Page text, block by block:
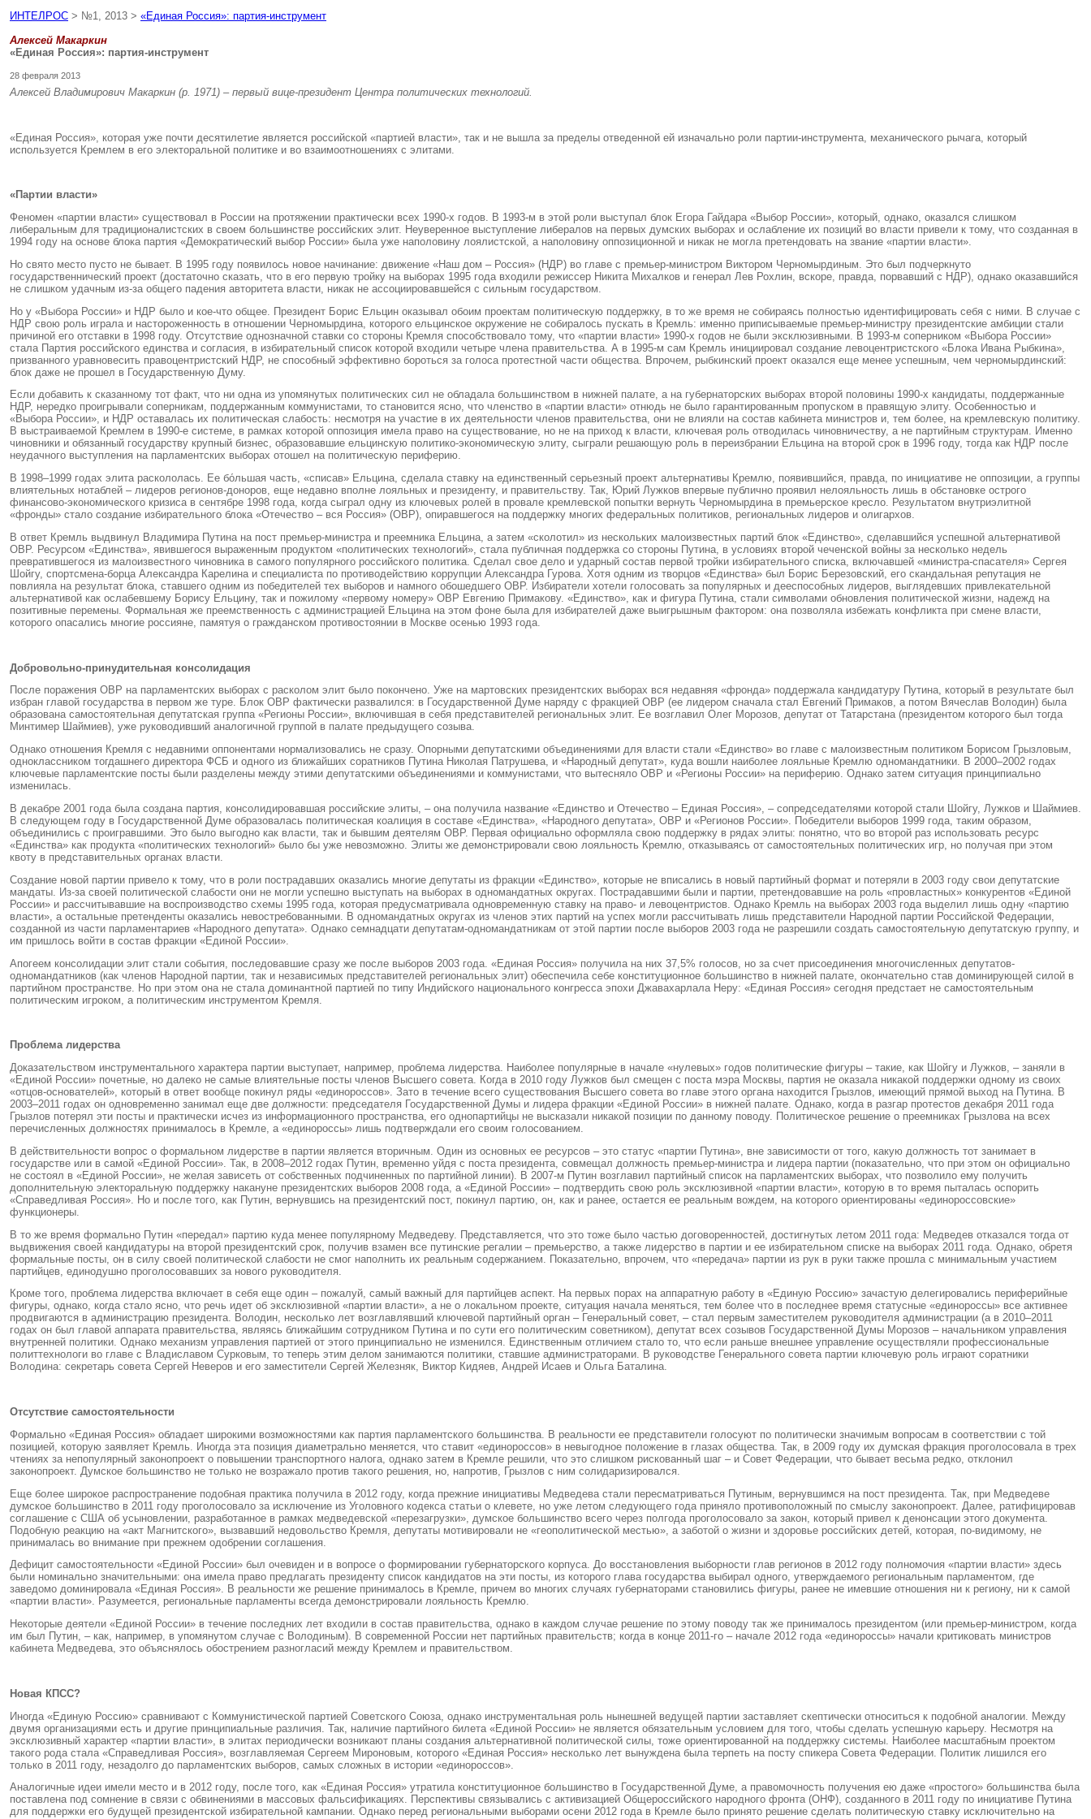
ИНТЕЛРОС > №1, 2013 > «Единая Россия»: партия-инструмент
Алексей Макаркин
«Единая Россия»: партия-инструмент
28 февраля 2013
Алексей Владимирович Макаркин (р. 1971) – первый вице-президент Центра политических технологий.
«Единая Россия», которая уже почти десятилетие является российской «партией власти», так и не вышла за пределы отведенной ей изначально роли партии-инструмента, механического рычага, который
используется Кремлем в его электоральной политике и во взаимоотношениях с элитами.
«Партии власти»
Феномен «партии власти» существовал в России на протяжении практически всех 1990-х годов. В 1993-м в этой роли выступал блок Егора Гайдара «Выбор России», который, однако, оказался слишком
либеральным для традиционалистских в своем большинстве российских элит. Неуверенное выступление либералов на первых думских выборах и ослабление их позиций во власти привели к тому, что созданная в
1994 году на основе блока партия «Демократический выбор России» была уже наполовину лоялистской, а наполовину оппозиционной и никак не могла претендовать на звание «партии власти».
Но свято место пусто не бывает. В 1995 году появилось новое начинание: движение «Наш дом – Россия» (НДР) во главе с премьер-министром Виктором Черномырдиным. Это был подчеркнуто
государственнический проект (достаточно сказать, что в его первую тройку на выборах 1995 года входили режиссер Никита Михалков и генерал Лев Рохлин, вскоре, правда, порвавший с НДР), однако оказавшийся
не слишком удачным из-за общего падения авторитета власти, никак не ассоциировавшейся с сильным государством.
Но у «Выбора России» и НДР было и кое-что общее. Президент Борис Ельцин оказывал обоим проектам политическую поддержку, в то же время не собираясь полностью идентифицировать себя с ними. В случае с
НДР свою роль играла и настороженность в отношении Черномырдина, которого ельцинское окружение не собиралось пускать в Кремль: именно приписываемые премьер-министру президентские амбиции стали
причиной его отставки в 1998 году. Отсутствие однозначной ставки со стороны Кремля способствовало тому, что «партии власти» 1990-х годов не были эксклюзивными. В 1993-м соперником «Выбора России»
стала Партия российского единства и согласия, в избирательный список которой входили четыре члена правительства. А в 1995-м сам Кремль инициировал создание левоцентристского «Блока Ивана Рыбкина»,
призванного уравновесить правоцентристский НДР, не способный эффективно бороться за голоса протестной части общества. Впрочем, рыбкинский проект оказался еще менее успешным, чем черномырдинский:
блок даже не прошел в Государственную Думу.
Если добавить к сказанному тот факт, что ни одна из упомянутых политических сил не обладала большинством в нижней палате, а на губернаторских выборах второй половины 1990-х кандидаты, поддержанные
НДР, нередко проигрывали соперникам, поддержанным коммунистами, то становится ясно, что членство в «партии власти» отнюдь не было гарантированным пропуском в правящую элиту. Особенностью и
«Выбора России», и НДР оставалась их политическая слабость: несмотря на участие в их деятельности членов правительства, они не влияли на состав кабинета министров и, тем более, на кремлевскую политику.
В выстраиваемой Кремлем в 1990-е системе, в рамках которой оппозиция имела право на существование, но не на приход к власти, ключевая роль отводилась чиновничеству, а не партийным структурам. Именно
чиновники и обязанный государству крупный бизнес, образовавшие ельцинскую политико-экономическую элиту, сыграли решающую роль в переизбрании Ельцина на второй срок в 1996 году, тогда как НДР после
неудачного выступления на парламентских выборах отошел на политическую периферию.
В 1998–1999 годах элита раскололась. Ее бόльшая часть, «списав» Ельцина, сделала ставку на единственный серьезный проект альтернативы Кремлю, появившийся, правда, по инициативе не оппозиции, а группы
влиятельных нотаблей – лидеров регионов-доноров, еще недавно вполне лояльных и президенту, и правительству. Так, Юрий Лужков впервые публично проявил нелояльность лишь в обстановке острого
финансово-экономического кризиса в сентябре 1998 года, когда сыграл одну из ключевых ролей в провале кремлевской попытки вернуть Черномырдина в премьерское кресло. Результатом внутриэлитной
«фронды» стало создание избирательного блока «Отечество – вся Россия» (ОВР), опиравшегося на поддержку многих федеральных политиков, региональных лидеров и олигархов.
В ответ Кремль выдвинул Владимира Путина на пост премьер-министра и преемника Ельцина, а затем «сколотил» из нескольких малоизвестных партий блок «Единство», сделавшийся успешной альтернативой
ОВР. Ресурсом «Единства», явившегося выраженным продуктом «политических технологий», стала публичная поддержка со стороны Путина, в условиях второй чеченской войны за несколько недель
превратившегося из малоизвестного чиновника в самого популярного российского политика. Сделал свое дело и ударный состав первой тройки избирательного списка, включавшей «министра-спасателя» Сергея
Шойгу, спортсмена-борца Александра Карелина и специалиста по противодействию коррупции Александра Гурова. Хотя одним из творцов «Единства» был Борис Березовский, его скандальная репутация не
повлияла на результат блока, ставшего одним из победителей тех выборов и намного обошедшего ОВР. Избиратели хотели голосовать за популярных и дееспособных лидеров, выглядевших привлекательной
альтернативой как ослабевшему Борису Ельцину, так и пожилому «первому номеру» ОВР Евгению Примакову. «Единство», как и фигура Путина, стали символами обновления политической жизни, надежд на
позитивные перемены. Формальная же преемственность с администрацией Ельцина на этом фоне была для избирателей даже выигрышным фактором: она позволяла избежать конфликта при смене власти,
которого опасались многие россияне, памятуя о гражданском противостоянии в Москве осенью 1993 года.
Добровольно-принудительная консолидация
После поражения ОВР на парламентских выборах с расколом элит было покончено. Уже на мартовских президентских выборах вся недавняя «фронда» поддержала кандидатуру Путина, который в результате был
избран главой государства в первом же туре. Блок ОВР фактически развалился: в Государственной Думе наряду с фракцией ОВР (ее лидером сначала стал Евгений Примаков, а потом Вячеслав Володин) была
образована самостоятельная депутатская группа «Регионы России», включившая в себя представителей региональных элит. Ее возглавил Олег Морозов, депутат от Татарстана (президентом которого был тогда
Минтимер Шаймиев), уже руководивший аналогичной группой в палате предыдущего созыва.
Однако отношения Кремля с недавними оппонентами нормализовались не сразу. Опорными депутатскими объединениями для власти стали «Единство» во главе с малоизвестным политиком Борисом Грызловым,
одноклассником тогдашнего директора ФСБ и одного из ближайших соратников Путина Николая Патрушева, и «Народный депутат», куда вошли наиболее лояльные Кремлю одномандатники. В 2000–2002 годах
ключевые парламентские посты были разделены между этими депутатскими объединениями и коммунистами, что вытесняло ОВР и «Регионы России» на периферию. Однако затем ситуация принципиально
изменилась.
В декабре 2001 года была создана партия, консолидировавшая российские элиты, – она получила название «Единство и Отечество – Единая Россия», – сопредседателями которой стали Шойгу, Лужков и Шаймиев.
В следующем году в Государственной Думе образовалась политическая коалиция в составе «Единства», «Народного депутата», ОВР и «Регионов России». Победители выборов 1999 года, таким образом,
объединились с проигравшими. Это было выгодно как власти, так и бывшим деятелям ОВР. Первая официально оформляла свою поддержку в рядах элиты: понятно, что во второй раз использовать ресурс
«Единства» как продукта «политических технологий» было бы уже невозможно. Элиты же демонстрировали свою лояльность Кремлю, отказываясь от самостоятельных политических игр, но получая при этом
квоту в представительных органах власти.
Создание новой партии привело к тому, что в роли пострадавших оказались многие депутаты из фракции «Единство», которые не вписались в новый партийный формат и потеряли в 2003 году свои депутатские
мандаты. Из-за своей политической слабости они не могли успешно выступать на выборах в одномандатных округах. Пострадавшими были и партии, претендовавшие на роль «провластных» конкурентов «Единой
России» и рассчитывавшие на воспроизводство схемы 1995 года, которая предусматривала одновременную ставку на право- и левоцентристов. Однако Кремль на выборах 2003 года выделил лишь одну «партию
власти», а остальные претенденты оказались невостребованными. В одномандатных округах из членов этих партий на успех могли рассчитывать лишь представители Народной партии Российской Федерации,
созданной из части парламентариев «Народного депутата». Однако семнадцати депутатам-одномандатникам от этой партии после выборов 2003 года не разрешили создать самостоятельную депутатскую группу, и
им пришлось войти в состав фракции «Единой России».
Апогеем консолидации элит стали события, последовавшие сразу же после выборов 2003 года. «Единая Россия» получила на них 37,5% голосов, но за счет присоединения многочисленных депутатов-
одномандатников (как членов Народной партии, так и независимых представителей региональных элит) обеспечила себе конституционное большинство в нижней палате, окончательно став доминирующей силой в
партийном пространстве. Но при этом она не стала доминантной партией по типу Индийского национального конгресса эпохи Джавахарлала Неру: «Единая Россия» сегодня предстает не самостоятельным
политическим игроком, а политическим инструментом Кремля.
Проблема лидерства
Доказательством инструментального характера партии выступает, например, проблема лидерства. Наиболее популярные в начале «нулевых» годов политические фигуры – такие, как Шойгу и Лужков, – заняли в
«Единой России» почетные, но далеко не самые влиятельные посты членов Высшего совета. Когда в 2010 году Лужков был смещен с поста мэра Москвы, партия не оказала никакой поддержки одному из своих
«отцов-основателей», который в ответ вообще покинул ряды «единороссов». Зато в течение всего существования Высшего совета во главе этого органа находится Грызлов, имеющий прямой выход на Путина. В
2003–2011 годах он одновременно занимал еще две должности: председателя Государственной Думы и лидера фракции «Единой России» в нижней палате. Однако, когда в разгар протестов декабря 2011 года
Грызлов потерял эти посты и практически исчез из информационного пространства, его однопартийцы не высказали никакой позиции по данному поводу. Политическое решение о преемниках Грызлова на всех
перечисленных должностях принималось в Кремле, а «единороссы» лишь подтверждали его своим голосованием.
В действительности вопрос о формальном лидерстве в партии является вторичным. Один из основных ее ресурсов – это статус «партии Путина», вне зависимости от того, какую должность тот занимает в
государстве или в самой «Единой России». Так, в 2008–2012 годах Путин, временно уйдя с поста президента, совмещал должность премьер-министра и лидера партии (показательно, что при этом он официально
не состоял в «Единой России», не желая зависеть от собственных подчиненных по партийной линии). В 2007-м Путин возглавил партийный список на парламентских выборах, что позволило ему получить
дополнительную электоральную поддержку накануне президентских выборов 2008 года, а «Единой России» – подтвердить свою роль эксклюзивной «партии власти», которую в то время пыталась оспорить
«Справедливая Россия». Но и после того, как Путин, вернувшись на президентский пост, покинул партию, он, как и ранее, остается ее реальным вождем, на которого ориентированы «единороссовские»
функционеры.
В то же время формально Путин «передал» партию куда менее популярному Медведеву. Представляется, что это тоже было частью договоренностей, достигнутых летом 2011 года: Медведев отказался тогда от
выдвижения своей кандидатуры на второй президентский срок, получив взамен все путинские регалии – премьерство, а также лидерство в партии и ее избирательном списке на выборах 2011 года. Однако, обретя
формальные посты, он в силу своей политической слабости не смог наполнить их реальным содержанием. Показательно, впрочем, что «передача» партии из рук в руки также прошла с минимальным участием
партийцев, единодушно проголосовавших за нового руководителя.
Кроме того, проблема лидерства включает в себя еще один – пожалуй, самый важный для партийцев аспект. На первых порах на аппаратную работу в «Единую Россию» зачастую делегировались периферийные
фигуры, однако, когда стало ясно, что речь идет об эксклюзивной «партии власти», а не о локальном проекте, ситуация начала меняться, тем более что в последнее время статусные «единороссы» все активнее
продвигаются в администрацию президента. Володин, несколько лет возглавлявший ключевой партийный орган – Генеральный совет, – стал первым заместителем руководителя администрации (а в 2010–2011
годах он был главой аппарата правительства, являясь ближайшим сотрудником Путина и по сути его политическим советником), депутат всех созывов Государственной Думы Морозов – начальником управления
внутренней политики. Однако механизм управления партией от этого принципиально не изменился. Единственным отличием стало то, что если раньше внешнее управление осуществляли профессиональные
политтехнологи во главе с Владиславом Сурковым, то теперь этим делом занимаются политики, ставшие администраторами. В руководстве Генерального совета партии ключевую роль играют соратники
Володина: секретарь совета Сергей Неверов и его заместители Сергей Железняк, Виктор Кидяев, Андрей Исаев и Ольга Баталина.
Отсутствие самостоятельности
Формально «Единая Россия» обладает широкими возможностями как партия парламентского большинства. В реальности ее представители голосуют по политически значимым вопросам в соответствии с той
позицией, которую заявляет Кремль. Иногда эта позиция диаметрально меняется, что ставит «единороссов» в невыгодное положение в глазах общества. Так, в 2009 году их думская фракция проголосовала в трех
чтениях за непопулярный законопроект о повышении транспортного налога, однако затем в Кремле решили, что это слишком рискованный шаг – и Совет Федерации, что бывает весьма редко, отклонил
законопроект. Думское большинство не только не возражало против такого решения, но, напротив, Грызлов с ним солидаризировался.
Еще более широкое распространение подобная практика получила в 2012 году, когда прежние инициативы Медведева стали пересматриваться Путиным, вернувшимся на пост президента. Так, при Медведеве
думское большинство в 2011 году проголосовало за исключение из Уголовного кодекса статьи о клевете, но уже летом следующего года приняло противоположный по смыслу законопроект. Далее, ратифицировав
соглашение с США об усыновлении, разработанное в рамках медведевской «перезагрузки», думское большинство всего через полгода проголосовало за закон, который привел к денонсации этого документа.
Подобную реакцию на «акт Магнитского», вызвавший недовольство Кремля, депутаты мотивировали не «геополитической местью», а заботой о жизни и здоровье российских детей, которая, по-видимому, не
принималась во внимание при прежнем одобрении соглашения.
Дефицит самостоятельности «Единой России» был очевиден и в вопросе о формировании губернаторского корпуса. До восстановления выборности глав регионов в 2012 году полномочия «партии власти» здесь
были номинально значительными: она имела право предлагать президенту список кандидатов на эти посты, из которого глава государства выбирал одного, утверждаемого региональным парламентом, где
заведомо доминировала «Единая Россия». В реальности же решение принималось в Кремле, причем во многих случаях губернаторами становились фигуры, ранее не имевшие отношения ни к региону, ни к самой
«партии власти». Разумеется, региональные парламенты всегда демонстрировали лояльность Кремлю.
Некоторые деятели «Единой России» в течение последних лет входили в состав правительства, однако в каждом случае решение по этому поводу так же принималось президентом (или премьер-министром, когда
им был Путин, – как, например, в упомянутом случае с Володиным). В современной России нет партийных правительств; когда в конце 2011-го – начале 2012 года «единороссы» начали критиковать министров
кабинета Медведева, это объяснялось обострением разногласий между Кремлем и правительством.
Новая КПСС?
Иногда «Единую Россию» сравнивают с Коммунистической партией Советского Союза, однако инструментальная роль нынешней ведущей партии заставляет скептически относиться к подобной аналогии. Между
двумя организациями есть и другие принципиальные различия. Так, наличие партийного билета «Единой России» не является обязательным условием для того, чтобы сделать успешную карьеру. Несмотря на
эксклюзивный характер «партии власти», в элитах периодически возникают планы создания альтернативной политической силы, тоже ориентированной на поддержку системы. Наиболее масштабным проектом
такого рода стала «Справедливая Россия», возглавляемая Сергеем Мироновым, которого «Единая Россия» несколько лет вынуждена была терпеть на посту спикера Совета Федерации. Политик лишился его
только в 2011 году, незадолго до парламентских выборов, самых сложных в истории «единороссов».
Аналогичные идеи имели место и в 2012 году, после того, как «Единая Россия» утратила конституционное большинство в Государственной Думе, а правомочность получения ею даже «простого» большинства была
поставлена под сомнение в связи с обвинениями в массовых фальсификациях. Перспективы связывались с активизацией Общероссийского народного фронта (ОНФ), созданного в 2011 году по инициативе Путина
для поддержки его будущей президентской избирательной кампании. Однако перед региональными выборами осени 2012 года в Кремле было принято решение сделать политическую ставку исключительно на